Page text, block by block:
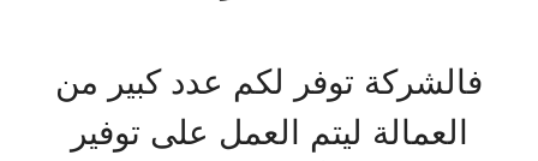
فالشركة توفر لكم عدد كبير من
العمالة ليتم العمل على توفير